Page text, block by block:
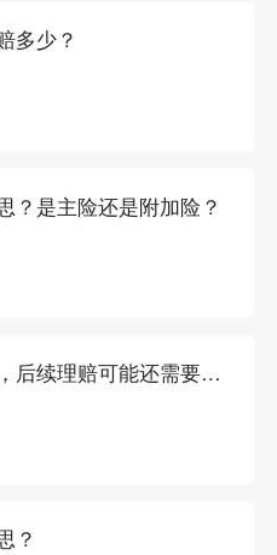
多少？
？是主险还是附加险？
已经给车子买了主险，后续理赔可能还需要用到哪些附加险？
？